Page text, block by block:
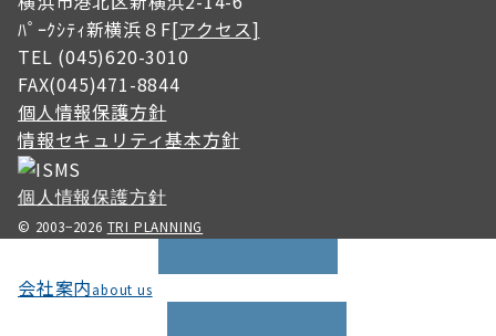
ﾊﾟｰｸｼﾃｨ新横浜８F[アクセス]
TEL (045)620-3010
FAX(045)471-8844
個人情報保護方針
情報セキュリティ基本方針
個人情報保護方針
© 2003−2026 TRI PLANNING
会社案内about us